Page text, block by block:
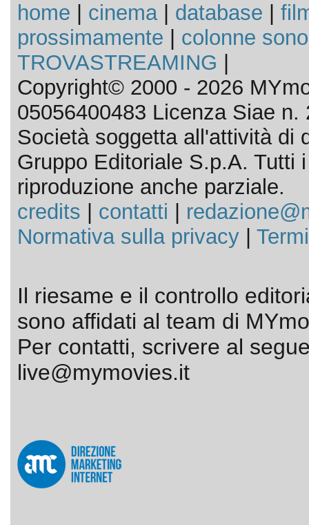
home cinema| database
prossimamente
colonne
TROVASTREAMING
Copyright© 2000 - 2026
05056400483 Licenza Siae n.
Società soggetta all'attività di
Gruppo Editoriale S.p.A. Tutti
riproduzione anche parziale.
credits
contatti
Normativa sulla privacy|
Il riesame e il controllo
sono affidati al team di
Per contatti, scrivere al
live@mymovies.it